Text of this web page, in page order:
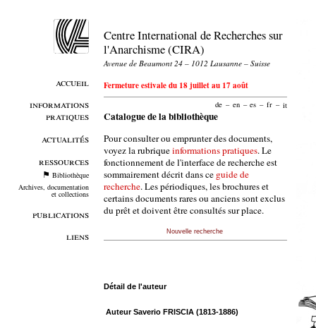
accueil
informations
pratiques
actualités
ressources
Bibliothèque
Archives, documentation
et collections
publications
liens
Centre International de Recherches sur
l'Anarchisme (CIRA)
Avenue de Beaumont 24 – 1012 Lausanne – Suisse
Fermeture estivale du 18 juillet au 17 août
de – en – es – fr – it
Catalogue de la bibliothèque
Pour consulter ou emprunter des documents,
voyez la rubriqueinformations pratiques. Le
fonctionnement de l'interface de recherche est
sommairement décrit dans ce guide de
recherche. Les périodiques, les brochures et
certains documents rares ou anciens sont exclus
du prêt et doivent être consultés sur place.
Nouvelle recherche
Détail de l'auteur
Auteur Saverio FRISCIA (1813-1886)